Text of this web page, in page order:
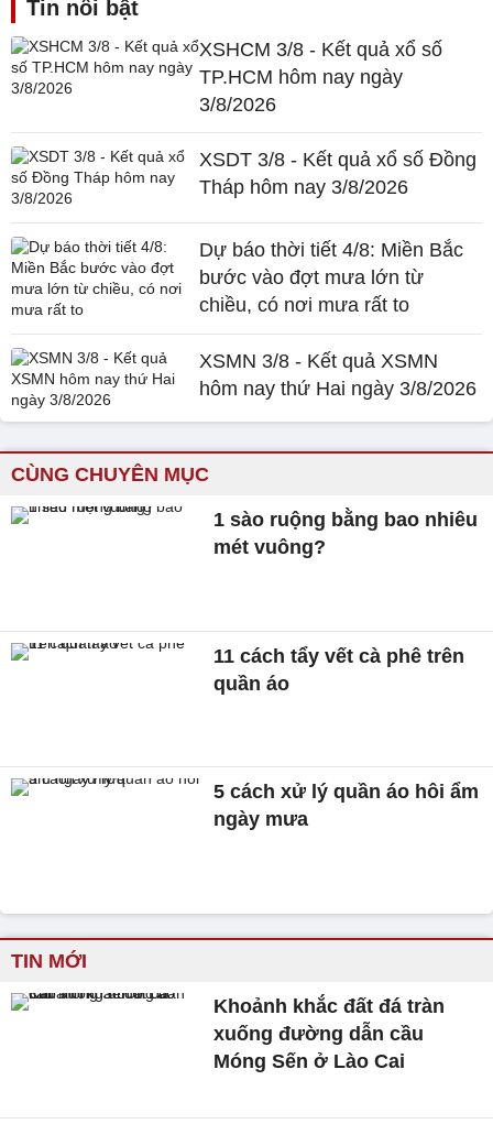
Tin nổi bật
XSHCM 3/8 - Kết quả xổ số
TP.HCM hôm nay ngày
3/8/2026
XSDT 3/8 - Kết quả xổ số Đồng
Tháp hôm nay 3/8/2026
Dự báo thời tiết 4/8: Miền Bắc
bước vào đợt mưa lớn từ
chiều, có nơi mưa rất to
XSMN 3/8 - Kết quả XSMN
hôm nay thứ Hai ngày 3/8/2026
CÙNG CHUYÊN MỤC
1 sào ruộng bằng bao nhiêu
mét vuông?
11 cách tẩy vết cà phê trên
quần áo
5 cách xử lý quần áo hôi ẩm
ngày mưa
TIN MỚI
Khoảnh khắc đất đá tràn
xuống đường dẫn cầu
Móng Sến ở Lào Cai